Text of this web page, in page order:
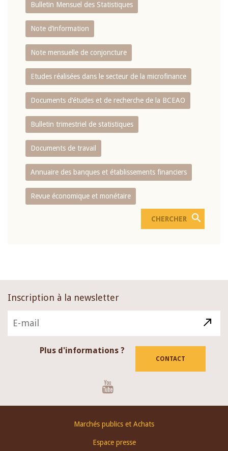
Bulletin Mensuel des Statistiques
Note d’information
Note mensuelle de conjoncture
Etudes réalisées dans le secteur de la microfinance
Documents d’études et de recherche de la BCEAO
Bulletin trimestriel de statistiques
Documents de travail
Annuaire des banques et établissements financiers
Revue économique et monétaire
Inscription à la newsletter
Plus d'informations ?
CONTACT
Marchés publics et Achats
Espace presse